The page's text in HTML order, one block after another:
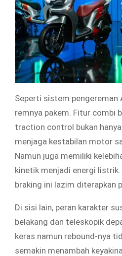
Seperti sistem pengereman
remnya pakem. Fitur combi
traction control bukan
menjaga kestabilan motor
Namun juga memiliki
kinetik menjadi energi
braking ini lazim diterapkan
Di sisi lain, peran karakter
belakang dan teleskopik
keras namun rebound-nya
semakin menambah